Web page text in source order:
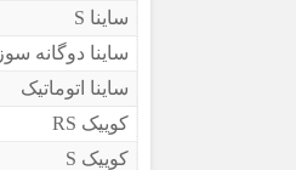
ساینا S
ساینا دوگانه سوز
ساینا اتوماتیک
کوییک RS
کوییک S